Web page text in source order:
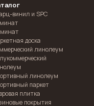
винил и SPC
доска
линолеум
линолеум
паркет
плитка
покрытия